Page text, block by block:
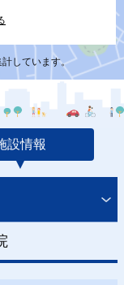
しています。
設情報